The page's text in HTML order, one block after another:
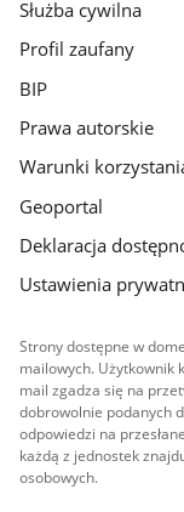
Służba cywilna
Profil zaufany
BIP
Prawa autorskie
Warunki
Geoportal
Deklaracja
Ustawienia
Strony dostępne w
mailowych. Użytkownik
mail zgadza się na
dobrowolnie podanych
odpowiedzi na
każdą z jednostek
osobowych.